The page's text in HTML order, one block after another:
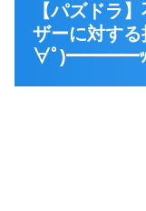
【パズドラ
ザーに対す
∀ﾟ)━━━━ｯ!!